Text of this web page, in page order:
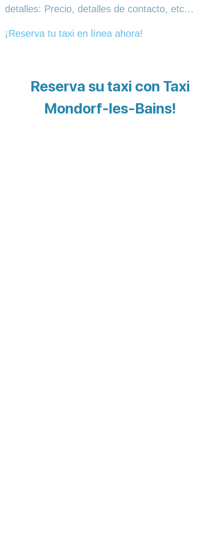
detalles: Precio, detalles de contacto, etc…
¡Reserva tu taxi en línea ahora!
Reserva su taxi con Taxi
Mondorf-les-Bains!